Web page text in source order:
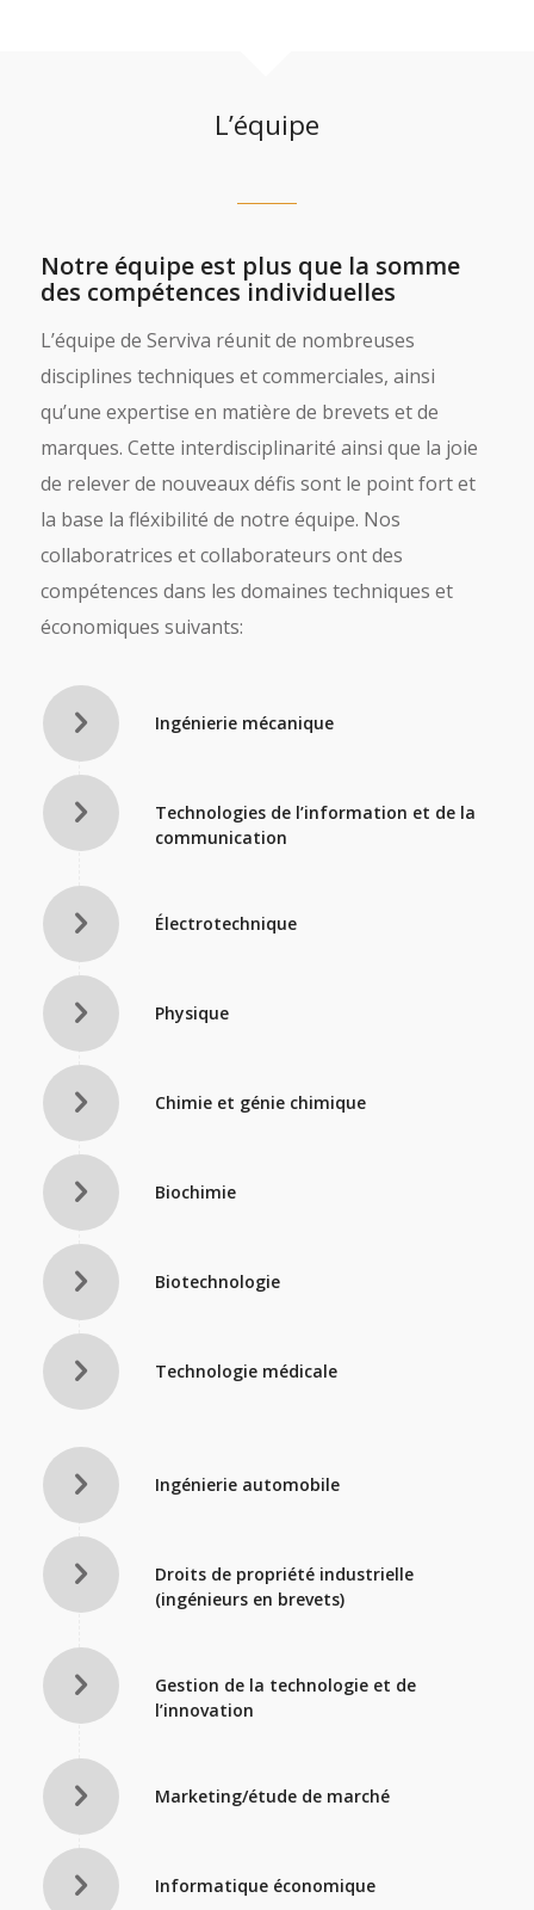
L’équipe
Notre équipe est plus que la somme
des compétences individuelles
L’équipe de Serviva réunit de nombreuses
disciplines techniques et commerciales, ainsi
qu’une expertise en matière de brevets et de
marques. Cette interdisciplinarité ainsi que la joie
de relever de nouveaux défis sont le point fort et
la base la fléxibilité de notre équipe. Nos
collaboratrices et collaborateurs ont des
compétences dans les domaines techniques et
économiques suivants:
Ingénierie mécanique
Technologies de l’information et de la
communication
Électrotechnique
Physique
Chimie et génie chimique
Biochimie
Biotechnologie
Technologie médicale
Ingénierie automobile
Droits de propriété industrielle
(ingénieurs en brevets)
Gestion de la technologie et de
l’innovation
Marketing/étude de marché
Informatique économique